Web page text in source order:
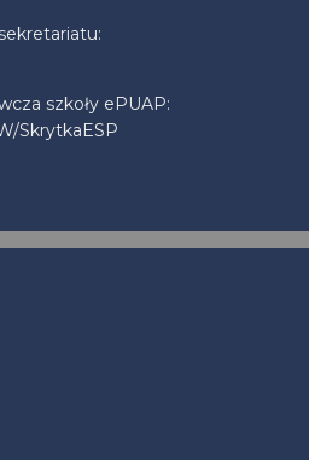
szkoły ePUAP:
SkrytkaESP